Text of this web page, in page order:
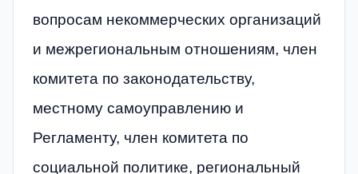
вопросам некоммерческих организаций
и межрегиональным отношениям, член
комитета по законодательству,
местному самоуправлению и
Регламенту, член комитета по
социальной политике, региональный